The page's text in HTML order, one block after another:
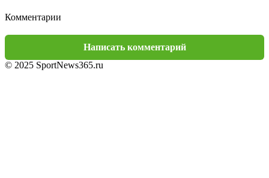
Комментарии
Написать комментарий
© 2025 SportNews365.ru